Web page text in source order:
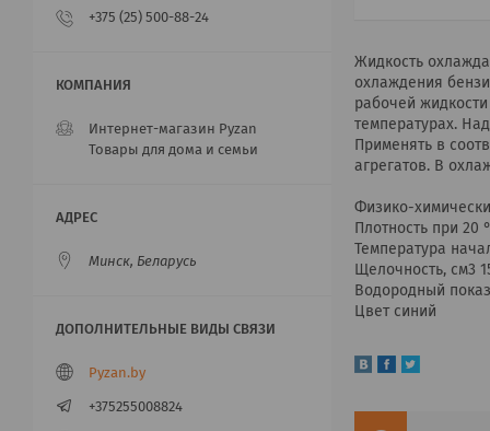
Жидкость
охлаждения
рабочей
температурах.
Применять в
агрегатов. В
Физико-
Плотность при 20
Температура
Щелочность, см3
Водородный
Цвет синий
+375 (25) 500-88-24
Интернет-магазин Pyzan
Товары для дома и семьи
Минск, Беларусь
Pyzan.by
+375255008824